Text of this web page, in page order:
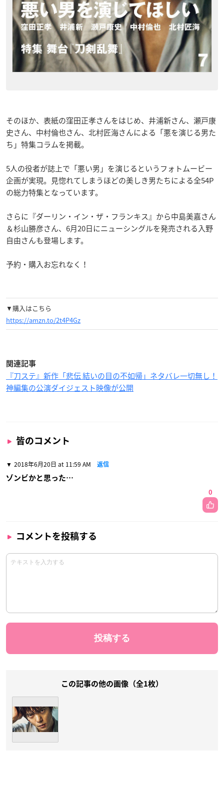
そのほか、表紙の窪田正孝さんをはじめ、井浦新さん、瀬戸康
史さん、中村倫也さん、北村匠海さんによる「悪を演じる男た
ち」特集コラムを掲載。
5人の役者が誌上で「悪い男」を演じるというフォトムービー
企画が実現。見惚れてしまうほどの美しき男たちによる全54P
の総力特集となっています。
さらに『ダーリン・イン・ザ・フランキス』から中島美嘉さん
＆杉山勝彦さん、6月20日にニューシングルを発売される入野
自由さんも登場します。
予約・購入お忘れなく！
▼購入はこちら
https://amzn.to/2t4P4Gz
関連記事
『刀ステ』新作「悲伝 結いの目の不如帰」ネタバレ一切無し！
神編集の公演ダイジェスト映像が公開
皆のコメント
2018年6月20日 at 11:59 AM 返信
ゾンビかと思った…
0
コメントを投稿する
この記事の他の画像（全1枚）